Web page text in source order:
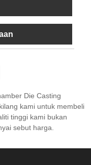
Die Casting
kami untuk membeli
tinggi kami bukan
sebut harga.